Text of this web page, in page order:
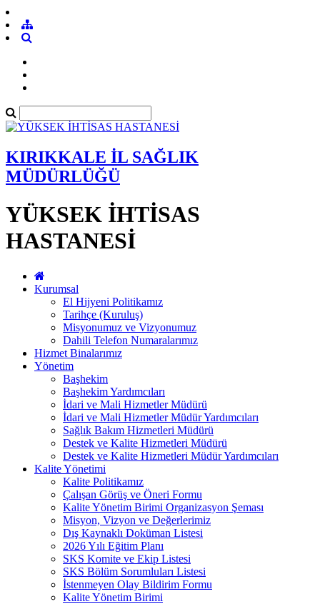
KIRIKKALE İL SAĞLIK
MÜDÜRLÜĞÜ
YÜKSEK İHTİSAS
HASTANESİ
Kurumsal
El Hijyeni Politikamız
Tarihçe (Kuruluş)
Misyonumuz ve Vizyonumuz
Dahili Telefon Numaralarımız
Hizmet Binalarımız
Yönetim
Başhekim
Başhekim Yardımcıları
İdari ve Mali Hizmetler Müdürü
İdari ve Mali Hizmetler Müdür Yardımcıları
Sağlık Bakım Hizmetleri Müdürü
Destek ve Kalite Hizmetleri Müdürü
Destek ve Kalite Hizmetleri Müdür Yardımcıları
Kalite Yönetimi
Kalite Politikamız
Çalışan Görüş ve Öneri Formu
Kalite Yönetim Birimi Organizasyon Şeması
Misyon, Vizyon ve Değerlerimiz
Dış Kaynaklı Doküman Listesi
2026 Yılı Eğitim Planı
SKS Komite ve Ekip Listesi
SKS Bölüm Sorumluları Listesi
İstenmeyen Olay Bildirim Formu
Kalite Yönetim Birimi